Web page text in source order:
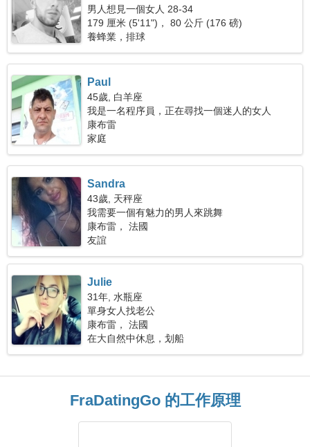
男人想見一個女人 28-34
179 厘米 (5'11")， 80 公斤 (176 磅)
養蜂業，排球
Paul
45歲, 白羊座
我是一名程序員，正在尋找一個迷人的女人
康布雷
家庭
Sandra
43歲, 天秤座
我需要一個有魅力的男人來跳舞
康布雷， 法國
友誼
Julie
31年, 水瓶座
單身女人找老公
康布雷， 法國
在大自然中休息，划船
FraDatingGo 的工作原理